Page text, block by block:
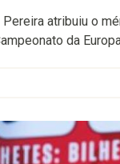
atribuiu o
da